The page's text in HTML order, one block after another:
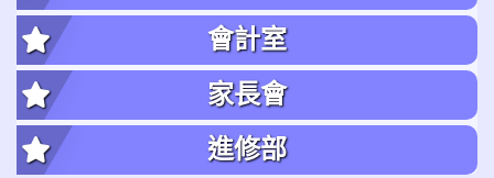
會計室
家長會
進修部